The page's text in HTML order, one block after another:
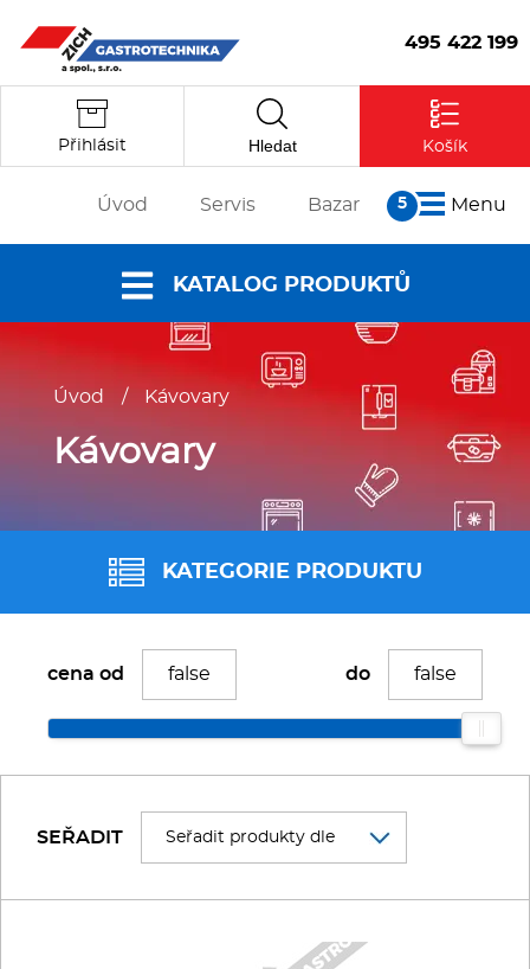
495 422 199
Přihlásit Hledat Košík
Úvod Servis Bazar
Reference
Partneři
Menu
KATALOG PRODUKTŮ
katalogy
stažení
Vstoupit
Fritézy
Gastronádoby
Úvod / Kávovary
Kávovary
KATEGORIE PRODUKTU
Kávovary
AUTOMATICKÉ kávovary
PÁKOVÉ kávovary
cena od do
SEŘADIT